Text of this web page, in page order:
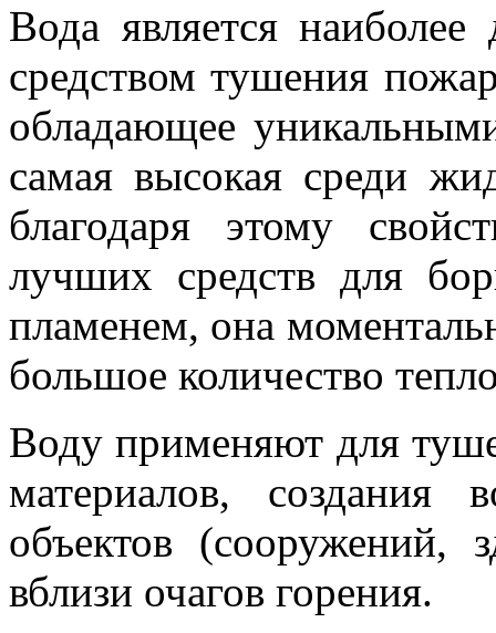
Вода является
средством тушения
обладающее
самая высокая среди
благодаря этому
лучших средств для
пламенем, она
большое количество
Воду применяют для
материалов, создания
объектов (сооружений,
вблизи очагов горения.